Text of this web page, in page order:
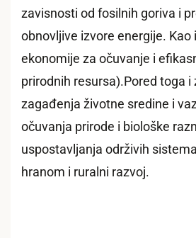
zavisnosti od fosilnih goriva i
obnovljive izvore energije. Kao
ekonomije za očuvanje i
prirodnih resursa).Pored toga i
zagađenja životne sredine i
očuvanja prirode i biološke
uspostavljanja održivih
hranom i ruralni razvoj.